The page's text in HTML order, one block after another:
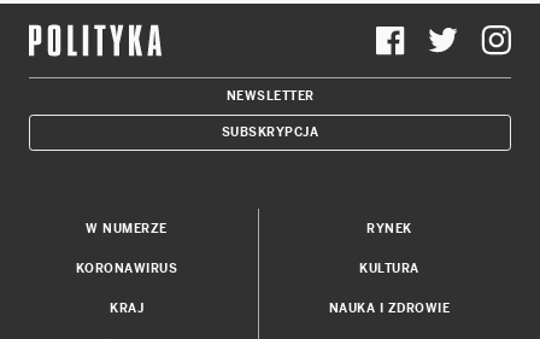
NEWSLETTER
SUBSKRYPCJA
W NUMERZE
KORONAWIRUS
KRAJ
RYNEK
KULTURA
NAUKA I ZDROWIE